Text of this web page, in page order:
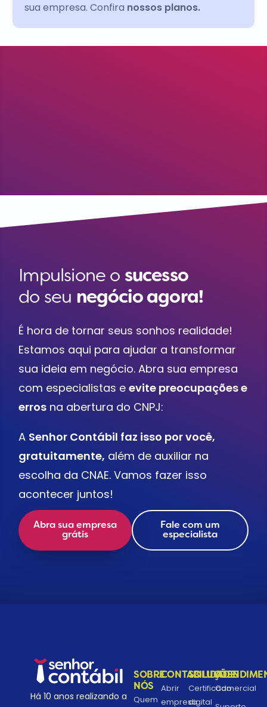
sua empresa. Confira nossos planos.
Impulsione o sucesso
do seu negócio agora!
É hora de tornar seus sonhos realidade!
Estamos aqui para ajudar a transformar
sua ideia em negócio. Abra sua empresa
com especialistas eevite preocupações e
erros na abertura do CNPJ:
A Senhor Contábil faz isso por você,
gratuitamente, além de auxiliar na
escolha da CNAE. Vamos fazer isso
acontecer juntos!
Abra sua empresa
grátis
Fale com um
especialista
Há 10 anos realizando a
SOBRE
NÓS
Quem
CONTABILIDADE
Abrir
empresa
SOLUÇÕES
Certificado
digital
Comercial